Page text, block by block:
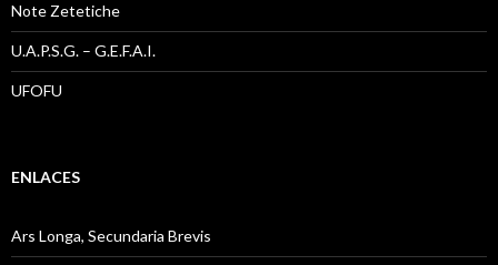
Note Zetetiche
U.A.P.S.G. – G.E.F.A.I.
UFOFU
ENLACES
Ars Longa, Secundaria Brevis